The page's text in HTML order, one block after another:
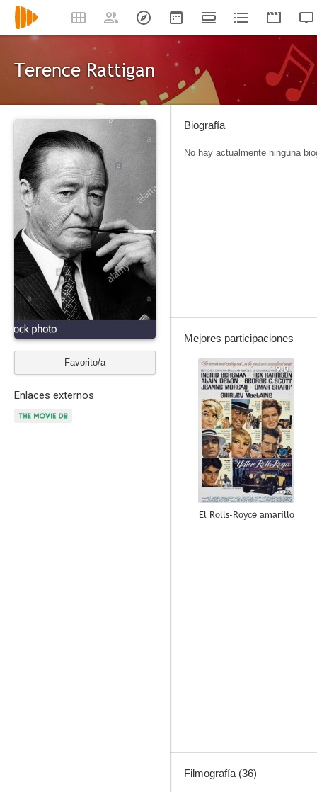
Terence Rattigan
Favorito/a
Enlaces externos
Biografía
No hay actualmente ninguna
Mejores participaciones
9.0
El Rolls-Royce amarillo
Filmografía (36)